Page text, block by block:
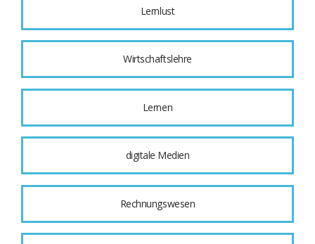
Lernlust
Wirtschaftslehre
Lernen
digitale Medien
Rechnungswesen